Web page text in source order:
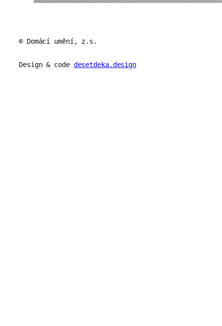
© Domácí umění, z.s.
Design & code desetdeka.design